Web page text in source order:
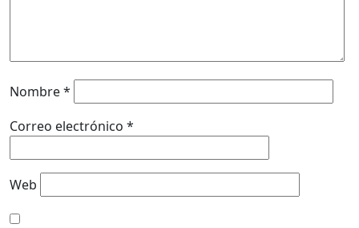
Nombre*
Correo electrónico *
Web